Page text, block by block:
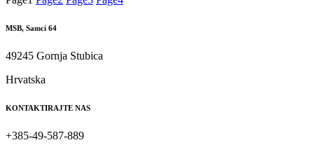
MSB, Samci 64
49245 Gornja Stubica
Hrvatska
KONTAKTIRAJTE NAS
+385-49-587-889